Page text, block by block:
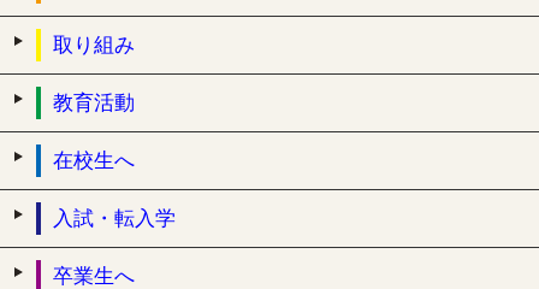
取り組み
教育活動
在校生へ
入試・転入学
卒業生へ